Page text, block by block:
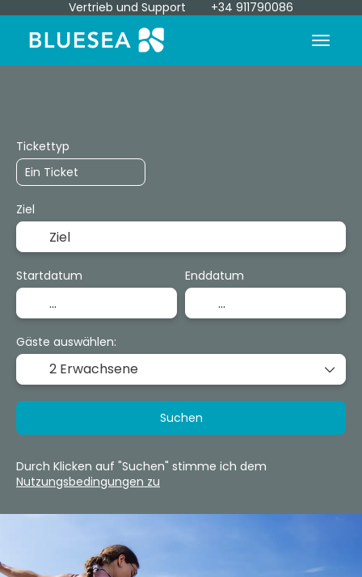
Vertrieb und Support +34 911790086
Tickettyp
Ziel
Startdatum Enddatum
Gäste auswählen:
2 Erwachsene
Suchen
Durch Klicken auf "Suchen" stimme ich dem
Nutzungsbedingungen zu